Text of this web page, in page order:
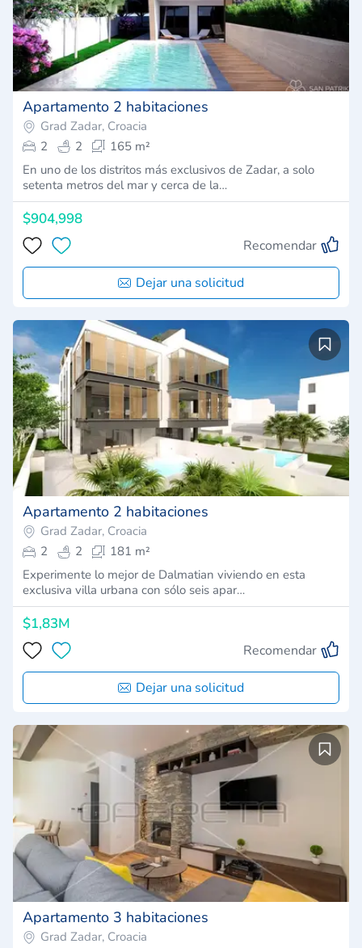
Apartamento 2 habitaciones
Grad Zadar, Croacia
2
2
165 m²
En uno de los distritos más exclusivos de Zadar, a solo
setenta metros del mar y cerca de la…
$904,998
Recomendar
Dejar una solicitud
Apartamento 2 habitaciones
Grad Zadar, Croacia
2
2
181 m²
Experimente lo mejor de Dalmatian viviendo en esta
exclusiva villa urbana con sólo seis apar…
$1,83M
Recomendar
Dejar una solicitud
Apartamento 3 habitaciones
Grad Zadar, Croacia